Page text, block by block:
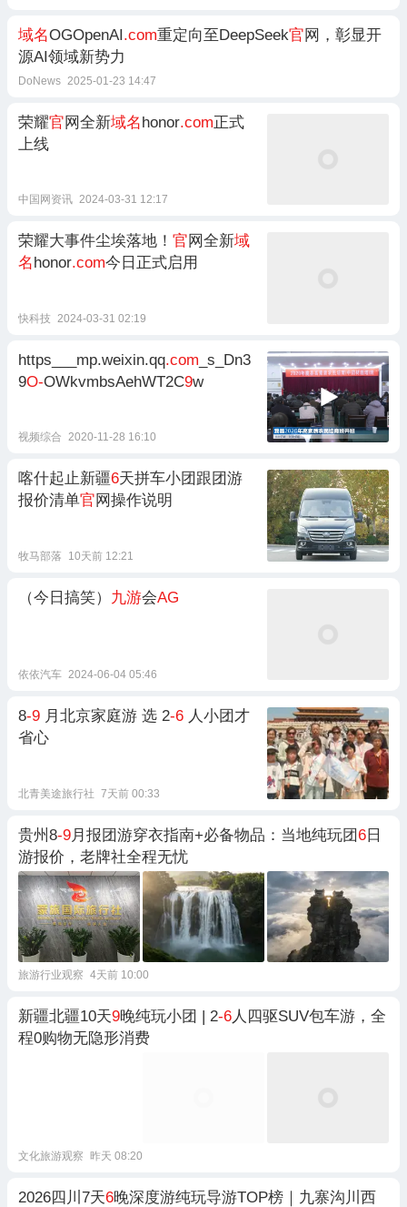
域名OGOpenAI.com重定向至DeepSeek官网，彰显开
源AI领域新势力
DoNews 2025-01-23 14:47
荣耀官网全新域名honor.com正式
上线
中国网资讯 2024-03-31 12:17
荣耀大事件尘埃落地！ 官网全新域
名 honor.com今日正式启用
快科技 2024-03-31 02:19
https___mp.weixin.qq.com _s_Dn3
9O-OWkvmbsAehWT2C9w
视频综合 2020-11-28 16:10
喀什起止新疆6天拼车小团跟团游
报价清单官网操作说明
牧马部落 10天前 12:21
（今日搞笑） 九游会AG
依依汽车 2024-06-04 05:46
8-9 月北京家庭游 选 2-6 人小团才
省心
北青美途旅行社 7天前 00:33
贵州8-9月报团游穿衣指南+必备物品：当地纯玩团6 日
游报价，老牌社全程无忧
旅游行业观察 4天前 10:00
新疆北疆10天9晚纯玩小团 | 2-6 人四驱SUV包车游，全
程0购物无隐形消费
文化旅游观察 昨天 08:20
2026四川7天6晚深度游纯玩导游TOP榜｜九寨沟川西